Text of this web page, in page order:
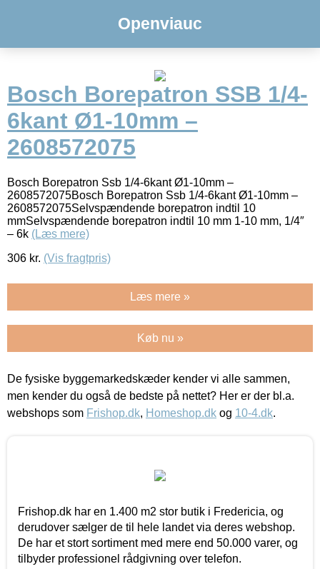
Openviauc
Bosch Borepatron SSB 1/4-
6kant Ø1-10mm –
2608572075
Bosch Borepatron Ssb 1/4-6kant Ø1-10mm –
2608572075Bosch Borepatron Ssb 1/4-6kant Ø1-10mm –
2608572075Selvspændende borepatron indtil 10
mmSelvspændende borepatron indtil 10 mm 1-10 mm, 1/4″
– 6k (Læs mere)
306 kr. (Vis fragtpris)
Læs mere »
Køb nu »
De fysiske byggemarkedskæder kender vi alle sammen,
men kender du også de bedste på nettet? Her er der bl.a.
webshops som Frishop.dk, Homeshop.dk og 10-4.dk.
Frishop.dk har en 1.400 m2 stor butik i Fredericia, og
derudover sælger de til hele landet via deres webshop.
De har et stort sortiment med mere end 50.000 varer, og
tilbyder professionel rådgivning over telefon.